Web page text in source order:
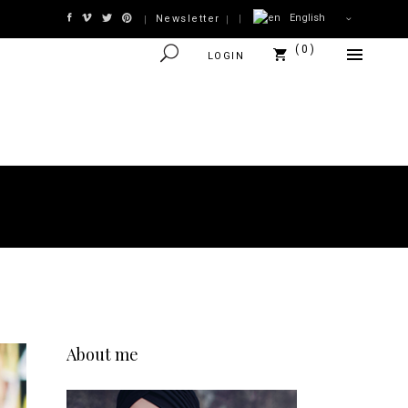
| Newsletter | | English
LOGIN 0
About me